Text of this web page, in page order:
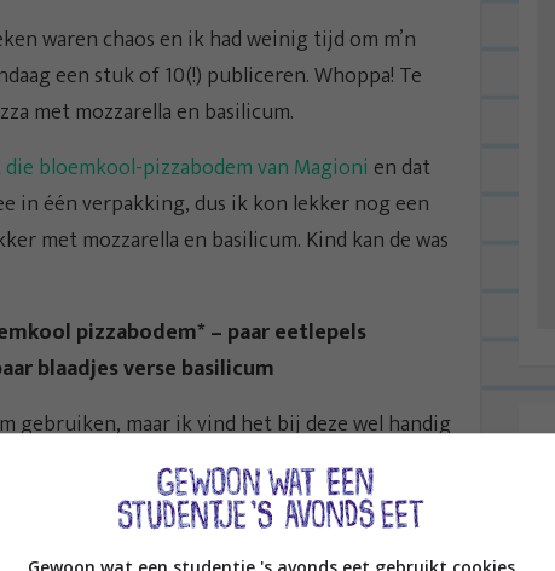
waren chaos en ik had weinig tijd om m’n
een stuk of 10(!) publiceren. Whoppa! Te
met mozzarella en basilicum.
bloemkool-pizzabodem van Magioni en dat
in één verpakking, dus ik kon lekker nog een
met mozzarella en basilicum. Kind kan de was
pizzabodem* – paar eetlepels
blaadjes verse basilicum
gebruiken, maar ik vind het bij deze wel handig
en klaar is. Veel lekkerder dan andere kant- en
bloemkool, dus daar moet je ff aan wennen.
een geweldige saus voor op je pizza.